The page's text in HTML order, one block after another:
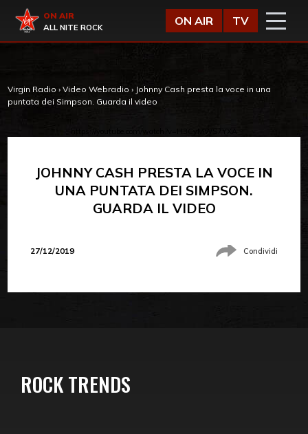
Virgin Radio
ON AIR
ALL NITE ROCK
ON AIR TV
Virgin Radio › Video Webradio › Johnny Cash presta la voce in una
puntata dei Simpson. Guarda il video
JOHNNY CASH PRESTA LA VOCE IN
UNA PUNTATA DEI SIMPSON.
GUARDA IL VIDEO
27/12/2019 Condividi
ROCK TRENDS